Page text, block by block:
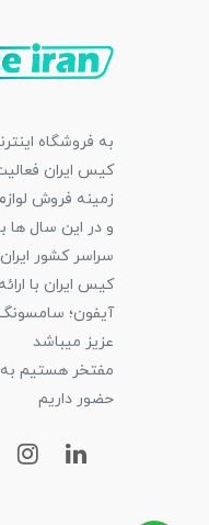
به فروشگاه
کیس ایران
و در این سال ها
سراسر کشور
کیس ایران با
آیفون؛
عزیز میباشد
مفتخر هستیم به
حضور داریم